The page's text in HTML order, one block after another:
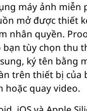
máy ảnh miễn
mở được thiết
nhân quyền.
bạn tùy chọn thu
ký tên bằng
trên thiết bị của
hoặc quay video.